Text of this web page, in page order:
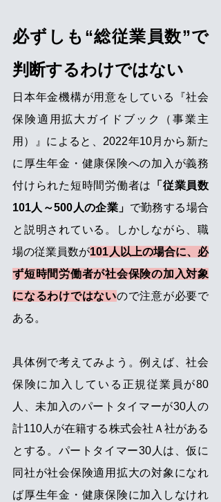
必ずしも“総従業員数”で
判断するわけではない
日本年金機構が用意をしている『社会
保険適用拡大ガイドブック（事業主
用）』によると、2022年10月から新た
に厚生年金・健康保険への加入が義務
付けられた短時間労働者は
「従業員数
101人～500人の企業」 で勤務する場合
と説明されている。しかしながら、職
場の従業員数が101人以上の場合に、必
ず短時間労働者が社会保険の加入対象
になるわけではないので注意が必要で
ある。
具体例で考えてみよう。例えば、社会
保険に加入している正規従業員が80
人、未加入のパートタイマーが30人の
計110人が在籍する株式会社Ａ社がある
とする。パートタイマー30人は、仮に
同社が社会保険適用拡大の対象になれ
ば厚生年金・健康保険に加入しなけれ